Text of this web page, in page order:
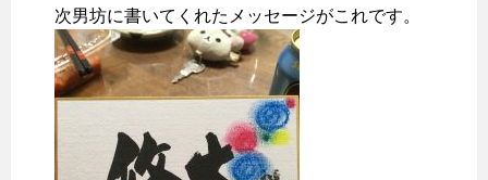
次男坊に書いてくれたメッセージがこれです。